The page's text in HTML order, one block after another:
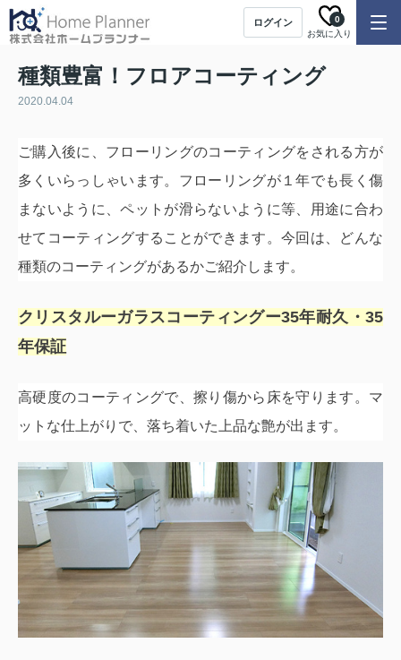
ログイン
お気に入り
0
種類豊富！フロアコーティング
2020.04.04
ご購入後に、フローリングのコーティングをされる方が
多くいらっしゃいます。 フローリングが１年でも長く傷
まないように、ペットが滑らないように等、
用途に合わ
せてコーティングすることができます。今回は、どんな
種類のコーティングがあるかご紹介します。
クリスタルーガラスコーティングー35年耐久・35
年保証
高硬度のコーティングで、擦り傷から床を守ります。 マ
ットな仕上がりで、落ち着いた上品な艶が出ます。